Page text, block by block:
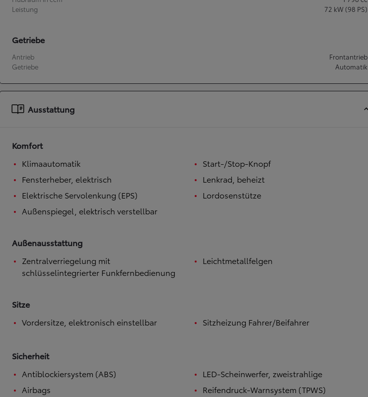
VOLLELEKTRISCH
Ab
Hilux
Leistung
72 kW (98 PS)
Getriebe
Antrieb
Frontantrieb
Getriebe
Automatik
Ausstattung
Komfort
Klimaautomatik
Fensterheber, elektrisch
Elektrische Servolenkung (EPS)
Außenspiegel, elektrisch verstellbar
Start-/Stop-Knopf
Lenkrad, beheizt
Lordosenstütze
Außenausstattung
Zentralverriegelung mit
schlüsselintegrierter Funkfernbedienung
Leichtmetallfelgen
Sitze
Vordersitze, elektronisch einstellbar
Sitzheizung Fahrer/Beifahrer
Sicherheit
Antiblockiersystem (ABS)
Airbags
LED-Scheinwerfer, zweistrahlige
Reifendruck-Warnsystem (TPWS)